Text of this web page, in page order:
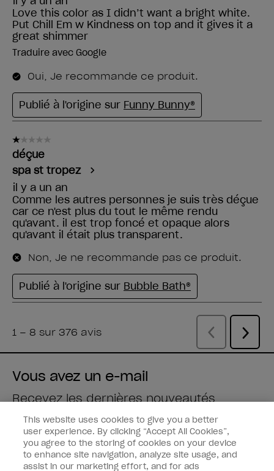
Vous avez un e-mail
Recevez les dernières nouveautés
Saisissez votre adresse e-mail *
Type de client
Fan de vernis
This website uses cookies to give you a better
user experience. By clicking “Accept All Cookies”,
you agree to the storing of cookies on your device
to enhance site navigation, analyze site usage, and
assist in our marketing effort, and for ads